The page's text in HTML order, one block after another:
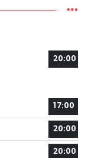
20:00
17:00
20:00
20:00